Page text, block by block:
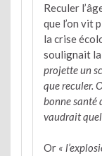
Reculer
que l’on vit
la crise
soulignait la
projette un
que reculer.
bonne santé
vaudrait
Or «